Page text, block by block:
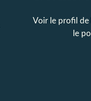
Voir le profil de
le